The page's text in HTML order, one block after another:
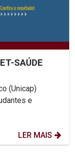
SAÚDE
(Unicap)
e
LER MAIS